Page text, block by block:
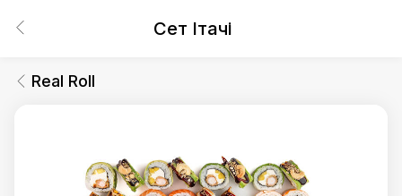
Сет Ітачі
Real Roll